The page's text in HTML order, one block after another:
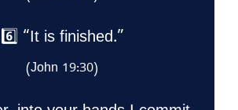
6️⃣ “It is finished.”
(John 19:30)